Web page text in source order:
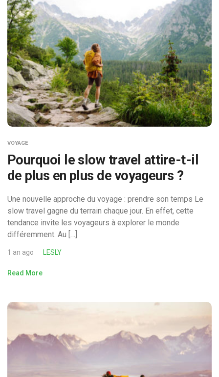
VOYAGE
Pourquoi le slow travel attire-t-il
de plus en plus de voyageurs ?
Une nouvelle approche du voyage : prendre son temps Le
slow travel gagne du terrain chaque jour. En effet, cette
tendance invite les voyageurs à explorer le monde
différemment. Au […]
1 an ago LESLY
Read More